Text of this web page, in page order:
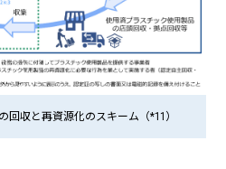
回収と再資源化のスキーム（*11）